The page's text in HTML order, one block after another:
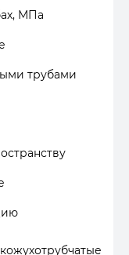
МПа
трубами